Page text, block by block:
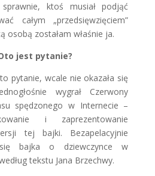
ktoś musiał podjąć
całym „przedsięwzięciem”
osobą zostałam właśnie ja.
jest pytanie?
pytanie, wcale nie okazała się
wygrał Czerwony
spędzonego w Internecie –
i zaprezentowanie
tej bajki. Bezapelacyjnie
się bajka o dziewczynce w
tekstu Jana Brzechwy.